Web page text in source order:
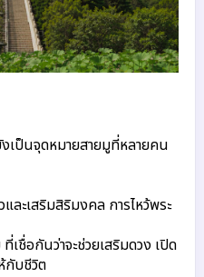
เป็นจุดหมายสายมูที่หลายคน
ละเสริมสิริมงคล การไหว้พระ
ชื่อกันว่าจะช่วยเสริมดวง เปิด
กับชีวิต